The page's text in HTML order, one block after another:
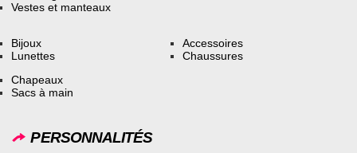
Vestes et manteaux
Bijoux
Lunettes
Accessoires
Chaussures
Chapeaux
Sacs à main
PERSONNALITÉS